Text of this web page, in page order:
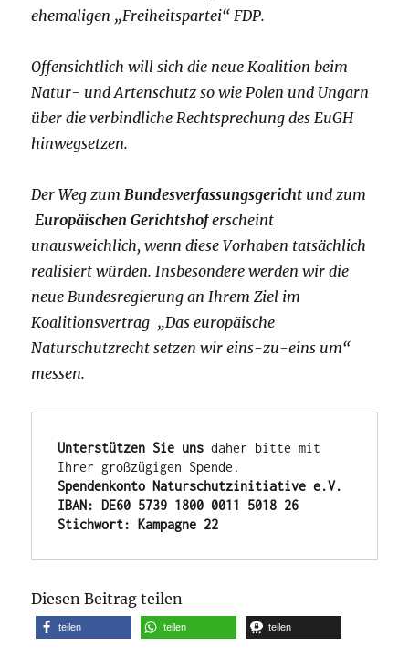
ehemaligen „Freiheitspartei“ FDP.
Offensichtlich will sich die neue Koalition beim
Natur- und Artenschutz so wie Polen und Ungarn
über die verbindliche Rechtsprechung des EuGH
hinwegsetzen.
Der Weg zum Bundesverfassungsgericht und zum
Europäischen Gerichtshoferscheint
unausweichlich, wenn diese Vorhaben tatsächlich
realisiert würden. Insbesondere werden wir die
neue Bundesregierung an Ihrem Ziel im
Koalitionsvertrag „Das europäische
Naturschutzrecht setzen wir eins-zu-eins um“
messen.
Unterstützen Sie uns daher bitte mit
Spendenkonto Naturschutzinitiative e.V.
IBAN: DE60 5739 1800 0011 5018 26
Stichwort: Kampagne 22
Diesen Beitrag teilen
teilen teilen teilen